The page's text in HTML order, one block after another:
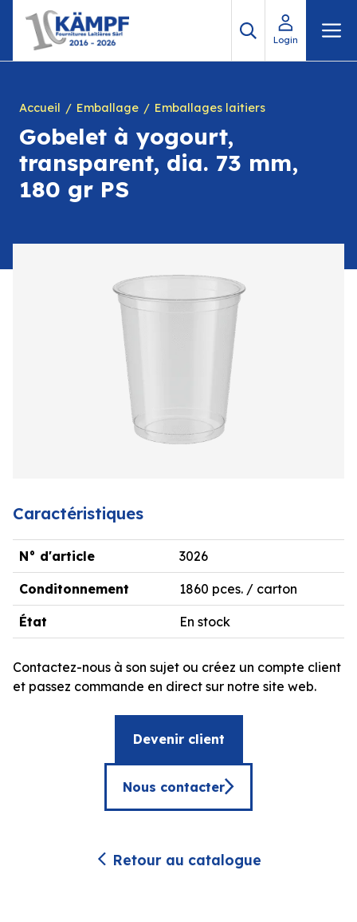
contenu
Login
Accueil Emballage Emballages laitiers
Gobelet à yogourt,
transparent, dia. 73 mm,
180 gr PS
Caractéristiques
N° d'article 3026
Conditonnement 1860 pces. / carton
État En stock
Contactez-nous à son sujet ou créez un compte client
et passez commande en direct sur notre site web.
Devenir client
Nous contacter
Retour au catalogue